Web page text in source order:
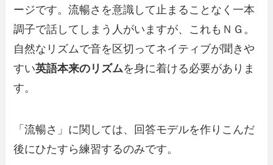
ージです。流暢さを意識して止まることなく一本
調子で話してしまう人がいますが、これもＮＧ。
自然なリズムで音を区切ってネイティブが聞きや
すい英語本来のリズムを身に着ける必要がありま
す。
「流暢さ」に関しては、回答モデルを作りこんだ
後にひたすら練習するのみです。